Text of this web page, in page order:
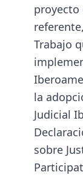
proyecto
Trabajo
la
Judicial
sobre